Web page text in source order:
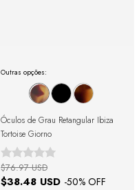
Outras opções:
Óculos de Grau Retangular Ibiza
Tortoise Giorno
$38.48 USD -50% OFF
$76.97 USD